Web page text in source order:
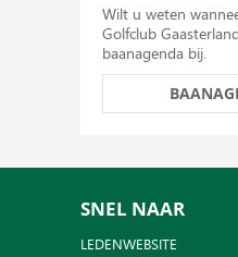
Wilt u weten
Golfclub
baanagenda bij.
SNEL NAAR
LEDENWEBSITE